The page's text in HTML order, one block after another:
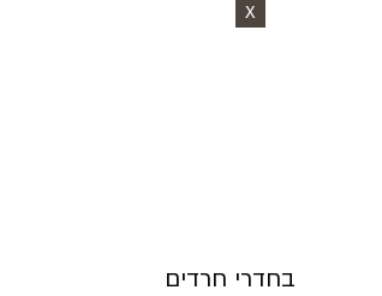
X
בחדרי חרדים